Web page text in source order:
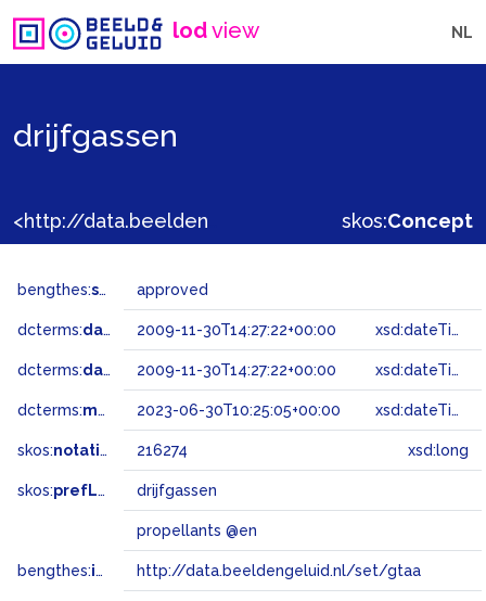
lodview NL
drijfgassen
skos:Concept
bengthes:status approved
dcterms:dateAccepted 2009-11-30T14:27:22+00:00 xsd:dateTime
dcterms:dateSubmitted 2009-11-30T14:27:22+00:00 xsd:dateTime
dcterms:modified 2023-06-30T10:25:05+00:00 xsd:dateTime
skos:notation 216274 xsd:long
skos:prefLabel drijfgassen
propellants @en
bengthes:inSet http://data.beeldengeluid.nl/set/gtaa